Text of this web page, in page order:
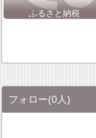
ふるさと納税
フォロー(0人)